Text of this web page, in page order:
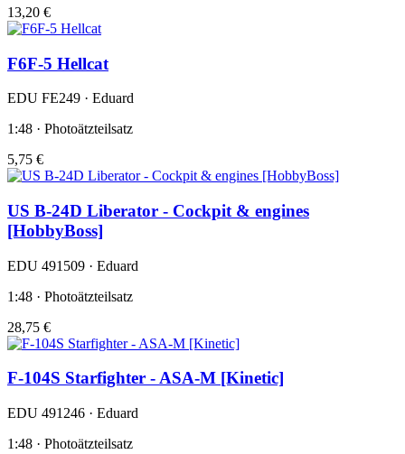
13,20 €
F6F-5 Hellcat
EDU FE249 · Eduard
1:48 · Photoätzteilsatz
5,75 €
US B-24D Liberator - Cockpit & engines
[HobbyBoss]
EDU 491509 · Eduard
1:48 · Photoätzteilsatz
28,75 €
F-104S Starfighter - ASA-M [Kinetic]
EDU 491246 · Eduard
1:48 · Photoätzteilsatz